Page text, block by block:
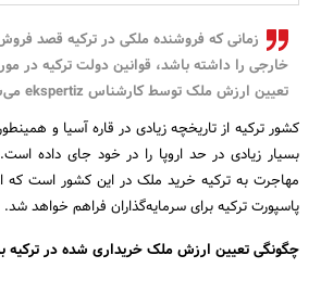
زمانی که فروشنده ملکی در ترکیه قصد
خارجی را داشته باشد، قوانین دولت ترکیه در
تعیین ارزش ملک توسط کارشناس ekspertiz می‌شود.
کشور ترکیه از تاریخچه زیادی در قاره آسیا و
بسیار زیادی در حد اروپا را در خود جای داده
مهاجرت به ترکیه خرید ملک در این کشور است که
پاسپورت ترکیه برای سرمایه‌گذاران فراهم خواهد شد.
چگونگی تعیین ارزش ملک خریداری شده در ترکیه